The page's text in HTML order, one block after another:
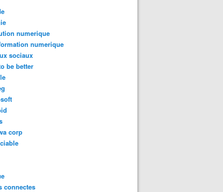
numerique
numerique
sociaux
be better
corp
connectes